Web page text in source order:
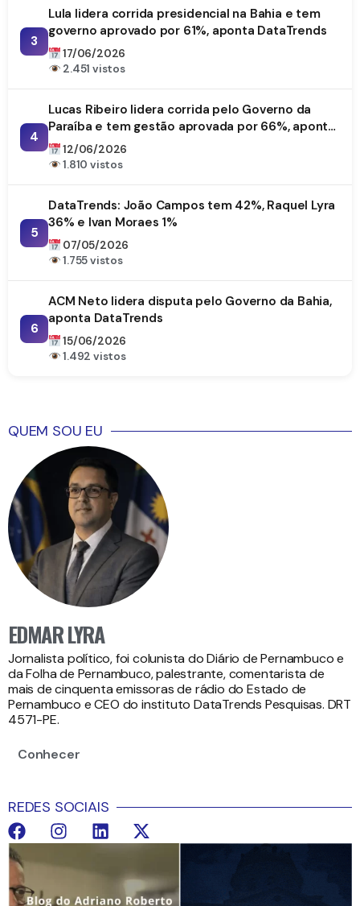
3
Lula lidera corrida presidencial na Bahia e tem
governo aprovado por 61%, aponta DataTrends
17/06/2026
2.451 vistos
4
Lucas Ribeiro lidera corrida pelo Governo da
Paraíba e tem gestão aprovada por 66%, aponta
DataTrends
12/06/2026
1.810 vistos
5
DataTrends: João Campos tem 42%, Raquel Lyra
36% e Ivan Moraes 1%
07/05/2026
1.755 vistos
6
ACM Neto lidera disputa pelo Governo da Bahia,
aponta DataTrends
15/06/2026
1.492 vistos
QUEM SOU EU
EDMAR LYRA
Jornalista político, foi colunista do Diário de Pernambuco e
da Folha de Pernambuco, palestrante, comentarista de
mais de cinquenta emissoras de rádio do Estado de
Pernambuco e CEO do instituto DataTrends Pesquisas. DRT
4571-PE.
Conhecer
REDES SOCIAIS